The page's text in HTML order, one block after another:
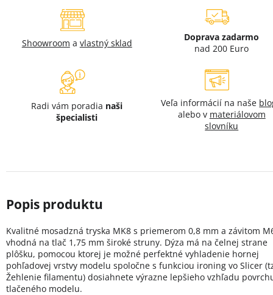
Shoowroom a vlastný sklad
Doprava zadarmo
nad 200 Euro
Radi vám poradia naši
špecialisti
Veľa informácií na naše
alebo v materiálovom
slovníku
Kvalitné mosadzná tryska MK8 s priemerom 0,8 mm a závitom
vhodná na tlač 1,75 mm široké struny. Dýza má na čelnej strane
plôšku, pomocou ktorej je možné perfektné vyhladenie hornej
pohľadovej vrstvy modelu spoločne s funkciou ironing vo Slicer
Žehlenie filamentu) dosiahnete výrazne lepšieho vzhľadu
tlačeného modelu.